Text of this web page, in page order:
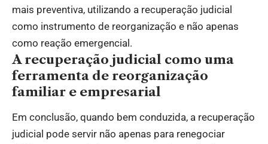
mais preventiva, utilizando a recuperação judicial
como instrumento de reorganização e não apenas
como reação emergencial.
A recuperação judicial como uma
ferramenta de reorganização
familiar e empresarial
Em conclusão, quando bem conduzida, a recuperação
judicial pode servir não apenas para renegociar